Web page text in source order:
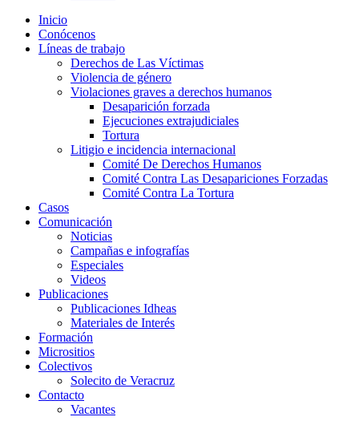
Inicio
Conócenos
Líneas de trabajo
Derechos de Las Víctimas
Violencia de género
Violaciones graves a derechos humanos
Desaparición forzada​
Ejecuciones extrajudiciales
Tortura
Litigio e incidencia internacional
Comité De Derechos Humanos​
Comité Contra Las Desapariciones Forzadas
Comité Contra La Tortura​
Casos
Comunicación
Noticias
Campañas e infografías
Especiales
Videos
Publicaciones
Publicaciones Idheas
Materiales de Interés
Formación
Micrositios
Colectivos
Solecito de Veracruz
Contacto
Vacantes